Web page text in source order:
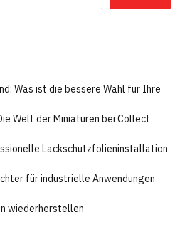
Was ist die bessere Wahl für Ihre
Welt der Miniaturen bei Collect
Lackschutzfolieninstallation
für industrielle Anwendungen
wiederherstellen